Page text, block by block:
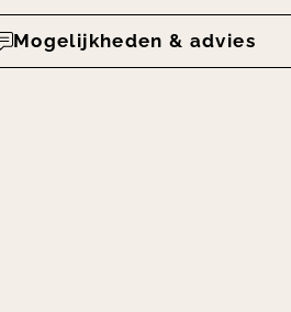
Mogelijkheden & advies